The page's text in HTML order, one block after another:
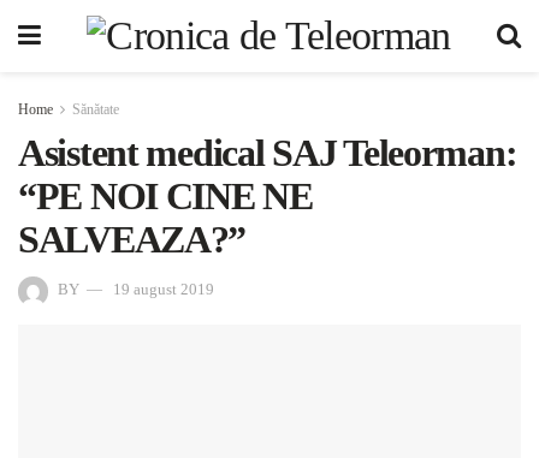
Home Sănătate
Asistent medical SAJ Teleorman:
“PE NOI CINE NE
SALVEAZA?”
BY 19 august 2019